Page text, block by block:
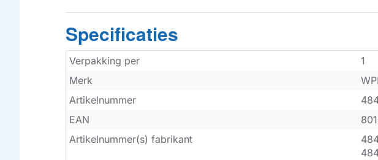
Specificaties
Verpakking per
1
Merk
Artikelnummer
EAN
Artikelnummer(s) fabrikant